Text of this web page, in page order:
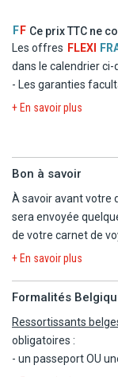
- La formule Repas
- Les taxes
- Le transfert
F F Ce prix TTC ne
Les offres FLEXI
dans le calendrier ci-
- Les garanties
- Les autres repas et
+ En savoir plus
Bon à savoir
À savoir avant votre
sera envoyée
de votre carnet de
en main dès votre
modifications de
ajusté en fonction
météorologiques ou
+ En savoir plus
Formalités
Ressortissants
obligatoires :
- un passeport OU